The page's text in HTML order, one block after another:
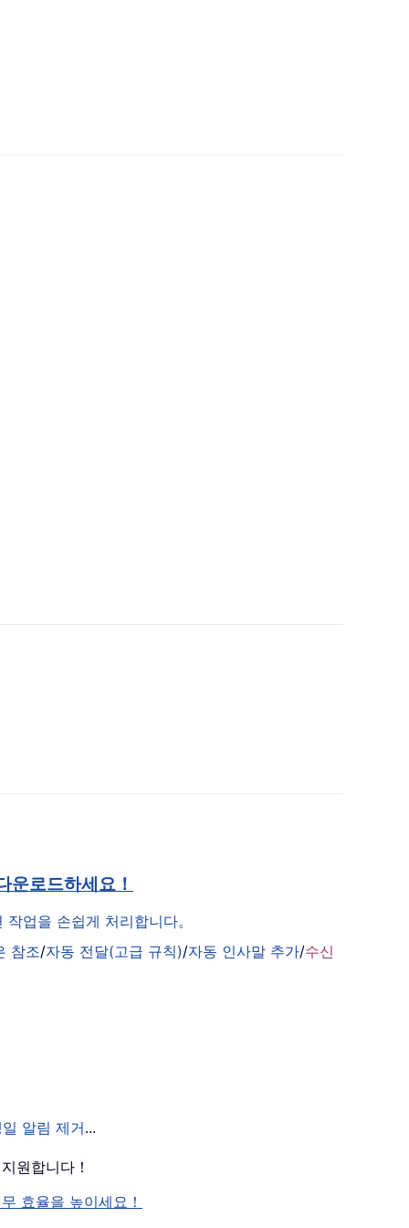
운로드하세요！
업을 손쉽게 처리합니다。
참조/자동 전달(고급 규칙)/자동 인사말 추가/수신
알림 제거...
원합니다！
효율을 높이세요！